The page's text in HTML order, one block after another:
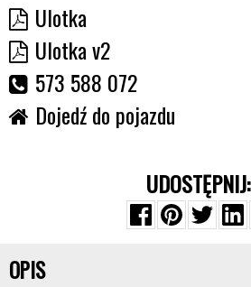
Ulotka
Ulotka v2
573 588 072
Dojedź do pojazdu
UDOSTĘPNIJ:
OPIS